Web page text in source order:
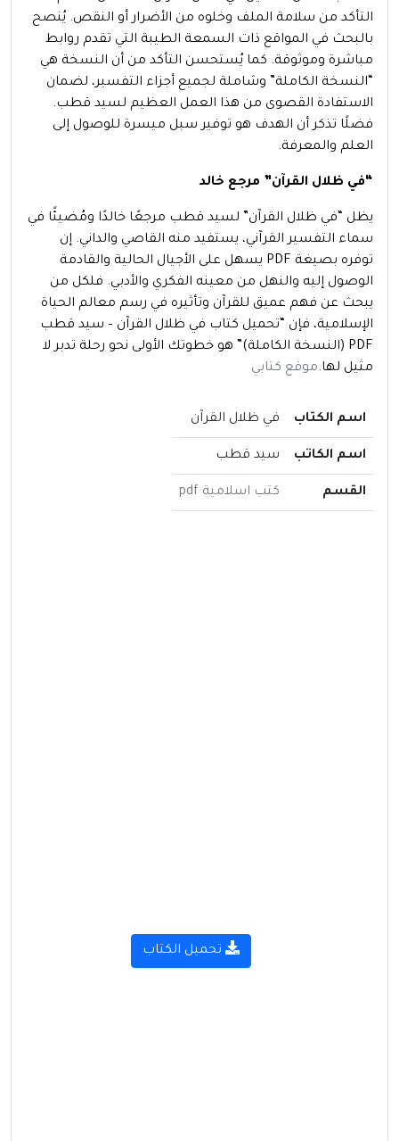
التأكد من سلامة الملف وخلوه من الأضرار أو النقص. يُنصح
بالبحث في المواقع ذات السمعة الطيبة التي تقدم روابط
مباشرة وموثوقة. كما يُستحسن التأكد من أن النسخة هي
“النسخة الكاملة” وشاملة لجميع أجزاء التفسير، لضمان
الاستفادة القصوى من هذا العمل العظيم لسيد قطب.
فضلًا تذكر أن الهدف هو توفير سبل ميسرة للوصول إلى
العلم والمعرفة.
“في ظلال القرآن” مرجع خالد
يظل “في ظلال القرآن” لسيد قطب مرجعًا خالدًا ومُضيئًا في
سماء التفسير القرآني، يستفيد منه القاصي والداني. إن
توفره بصيغة PDF يسهل على الأجيال الحالية والقادمة
الوصول إليه والنهل من معينه الفكري والأدبي. فلكل من
يبحث عن فهم عميق للقرآن وتأثيره في رسم معالم الحياة
الإسلامية، فإن “تحميل كتاب في ظلال القرآن – سيد قطب
PDF (النسخة الكاملة)” هو خطوتك الأولى نحو رحلة تدبر لا
مثيل لها.موقع كتابي
اسم الكتاب في ظلال القرآن
اسم الكاتب سيد قطب
القسم كتب اسلامية pdf
تحميل الكتاب